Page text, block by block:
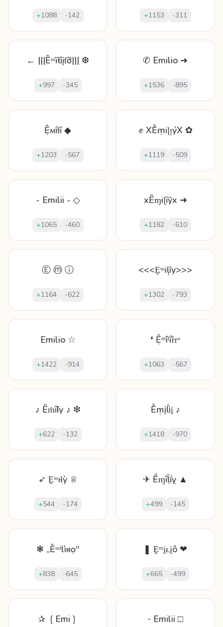
+1088 -142 +1153 -311
← |||Ȅᵚĩłȉįƭỡ||| ❆
+997 -345
✆ Emilio ➜
+1536 -895
Ệᴍḯɫȋ ◆
+1203 -567
✊ XḔṃіɭᴉýX ✿
+1119 -509
- Emilii - ◇
+1065 -460
xȆɱіɭĩȳx ➜
+1182 -610
Ⓔ ⓜ ⓘ
+1164 -622
<<<Ḛᵚіļīy>>>
+1302 -793
Emilio ☆
+1422 -914
❛ Ệᵐîᶪḯȉᴛᵒ
+1063 -567
♪ Ȇṁȋӏīу ♪ ❇
+622 -132
Ḕṃįĺìḭ ♪
+1418 -970
➶ Ḛᵐıɬỳ ♕
+544 -174
✈ Ḗɱȋḹḯỵ ▲
+499 -145
❃ „Ȅᵚⁱlìıᵵọ‟
+838 -645
❚ Ḙᵐḭᴌḭô ❤
+665 -499
✰ ❲Emi❳ ⁃ Emilii □